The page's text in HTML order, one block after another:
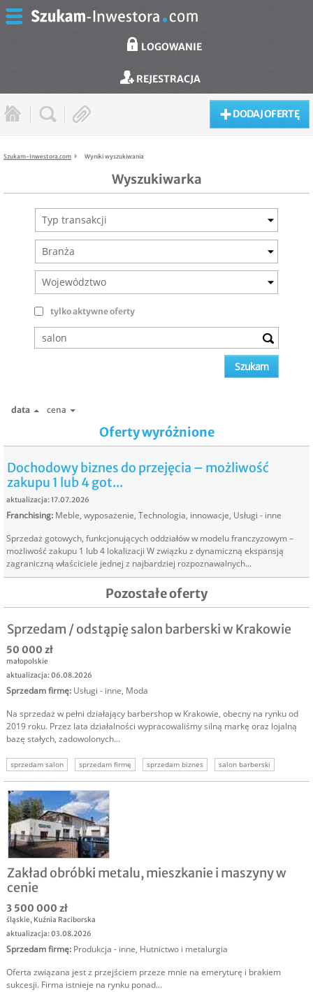
LOGOWANIE
REJESTRACJA
DODAJ OFERTĘ
Szukam-Inwestora.com Wyniki wyszukiwania
Wyszukiwarka
Typ transakcji
Branża
Województwo
tylko aktywne oferty
data cena
Oferty wyróżnione
Dochodowy biznes do przejęcia – możliwość
zakupu 1 lub 4 got...
aktualizacja: 17.07.2026
Franchising: Meble, wyposażenie, Technologia, innowacje, Usługi - inne
Sprzedaż gotowych, funkcjonujących oddziałów w modelu franczyzowym –
możliwość zakupu 1 lub 4 lokalizacji W związku z dynamiczną ekspansją
zagraniczną właściciele jednej z najbardziej rozpoznawalnych...
Pozostałe oferty
Sprzedam / odstąpię salon barberski w Krakowie
50 000 zł
małopolskie
aktualizacja: 06.08.2026
Sprzedam firmę: Usługi - inne, Moda
Na sprzedaż w pełni działający barbershop w Krakowie, obecny na rynku od
2019 roku. Przez lata działalności wypracowaliśmy silną markę oraz lojalną
bazę stałych, zadowolonych...
sprzedam salon sprzedam firmę sprzedam biznes
salon barberski
sprzedam biznes kraków
Zakład obróbki metalu, mieszkanie i maszyny w
cenie
3 500 000 zł
śląskie, Kuźnia Raciborska
aktualizacja: 03.08.2026
Sprzedam firmę: Produkcja - inne, Hutnictwo i metalurgia
Oferta związana jest z przejściem przeze mnie na emeryturę i brakiem
sukcesji. Firma istnieje na rynku ponad...